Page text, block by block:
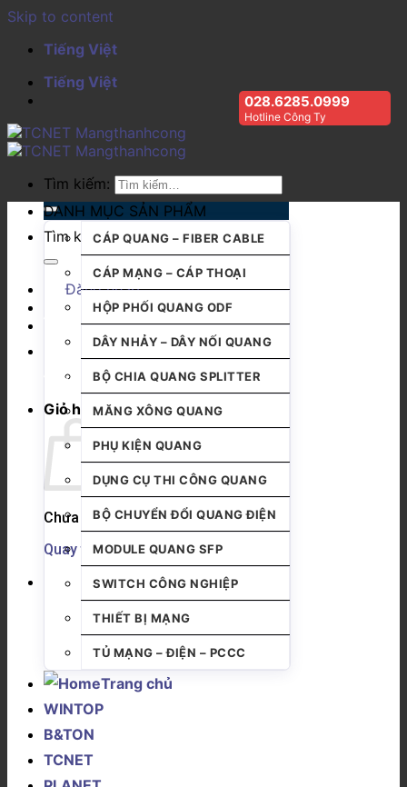
Skip to content
Tiếng Việt
Tiếng Việt
028.6285.0999
Hotline Công Ty
Tìm kiếm:
Tìm kiếm:
Đăng nhập
Giỏ hàng
Chưa có sản phẩm trong giỏ hàng.
Quay trở lại cửa hàng
DANH MỤC SẢN PHẨM
CÁP QUANG – FIBER CABLE
CÁP MẠNG – CÁP THOẠI
HỘP PHỐI QUANG ODF
DÂY NHẢY – DÂY NỐI QUANG
BỘ CHIA QUANG SPLITTER
MĂNG XÔNG QUANG
PHỤ KIỆN QUANG
DỤNG CỤ THI CÔNG QUANG
BỘ CHUYỂN ĐỔI QUANG ĐIỆN
MODULE QUANG SFP
SWITCH CÔNG NGHIỆP
THIẾT BỊ MẠNG
TỦ MẠNG – ĐIỆN – PCCC
Trang chủ
WINTOP
B&TON
TCNET